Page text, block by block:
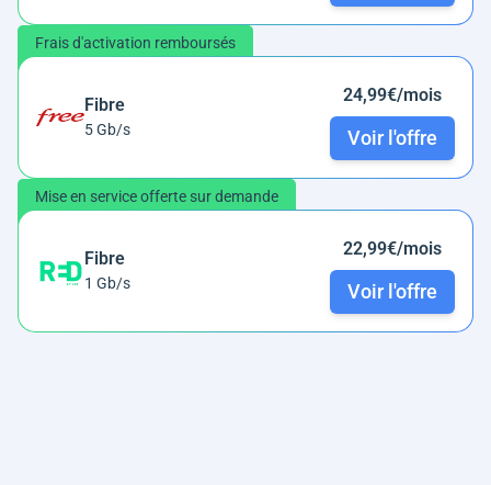
Frais d'activation remboursés
Fibre
5 Gb/s
24,99€/mois
Voir l'offre
Mise en service offerte sur demande
Fibre
1 Gb/s
22,99€/mois
Voir l'offre